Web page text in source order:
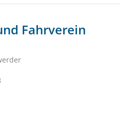
Fahrverein